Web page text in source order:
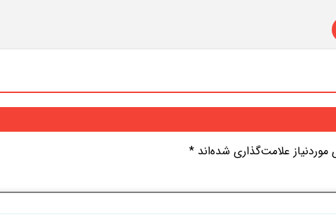
علامت‌گذاری شده‌اند *